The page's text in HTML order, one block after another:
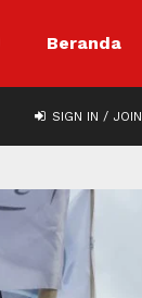
Beranda
SIGN IN / JOIN